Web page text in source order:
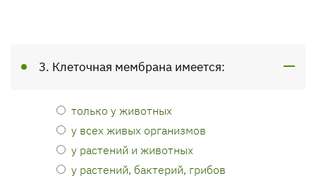
3. Клеточная мембрана имеется:
только у животных
у всех живых организмов
у растений и животных
у растений, бактерий, грибов